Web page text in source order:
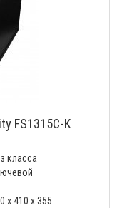
FS1315C-K
класса
x 410 x 355